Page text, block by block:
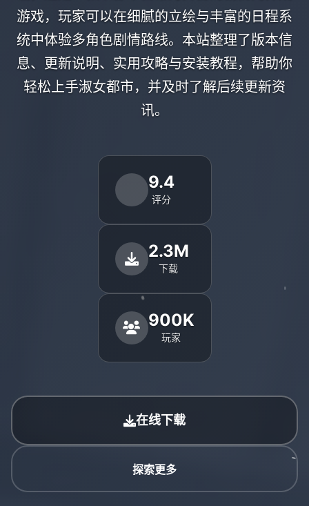
游戏，玩家可以在细腻的立绘与丰富的日程系
统中体验多角色剧情路线。本站整理了版本信
息、更新说明、实用攻略与安装教程，帮助你
轻松上手淑女都市，并及时了解后续更新资
讯。
9.4
评分
2.3M
下载
900K
玩家
在线下载
探索更多